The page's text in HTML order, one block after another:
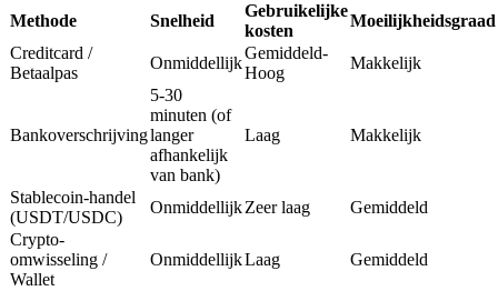
Kopiëren Handel
Sluit je aan bij top traders
Methode Snelheid
Gebruikelijke
kosten
Moeilijkheidsgraad
Creditcard /
Betaalpas
Onmiddellijk
Gemiddeld-
Hoog
Makkelijk
Bankoverschrijving
5-30
minuten (of
langer
afhankelijk
van bank)
Laag Makkelijk
Stablecoin-handel
(USDT/USDC)
OnmiddellijkZeer laag
Gemiddeld
Crypto-
omwisseling /
Wallet
OnmiddellijkLaag Gemiddeld